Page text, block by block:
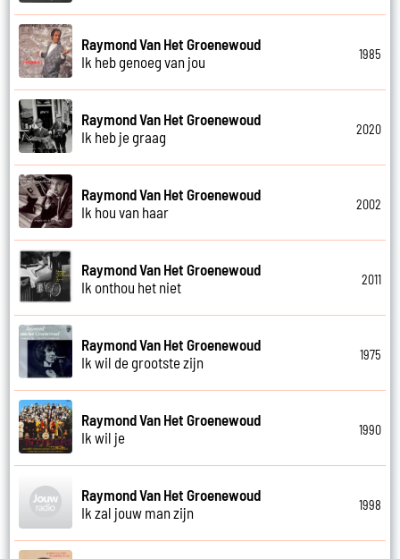
Raymond Van Het Groenewoud
Ik heb genoeg van jou
1985
Raymond Van Het Groenewoud
Ik heb je graag
2020
Raymond Van Het Groenewoud
Ik hou van haar
2002
Raymond Van Het Groenewoud
Ik onthou het niet
2011
Raymond Van Het Groenewoud
Ik wil de grootste zijn
1975
Raymond Van Het Groenewoud
Ik wil je
1990
Raymond Van Het Groenewoud
Ik zal jouw man zijn
1998